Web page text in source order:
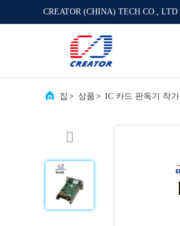
CREATOR (CHINA) TECH CO., LTD
집 > 상품 > IC 카드 판독기 작가